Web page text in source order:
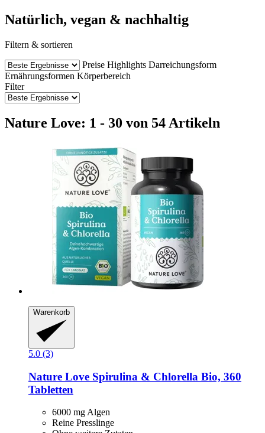
Natürlich, vegan & nachhaltig
Filtern & sortieren
Preise Highlights Darreichungsform
Ernährungsformen Körperbereich
Filter
Nature Love: 1 - 30 von 54 Artikeln
Warenkorb
5.0 (3)
Nature Love Spirulina & Chlorella Bio, 360
Tabletten
6000 mg Algen
Reine Presslinge